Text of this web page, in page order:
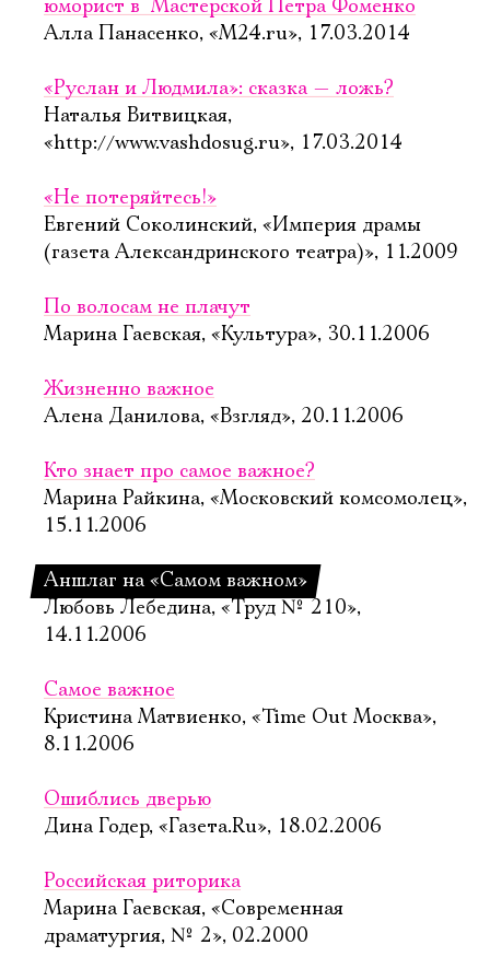
юморист в "Мастерской Петра Фоменко
Алла Панасенко, «М24.ru», 17.03.2014
«Руслан и Людмила»: сказка — ложь?
Наталья Витвицкая,
«http://www.vashdosug.ru», 17.03.2014
«Не потеряйтесь!»
Евгений Соколинский, «Империя драмы
(газета Александринского театра)», 11.2009
По волосам не плачут
Марина Гаевская, «Культура», 30.11.2006
Жизненно важное
Алена Данилова, «Взгляд», 20.11.2006
Кто знает про самое важное?
Марина Райкина, «Московский комсомолец»,
15.11.2006
Аншлаг на «Самом важном»
Любовь Лебедина, «Труд № 210»,
14.11.2006
Самое важное
Кристина Матвиенко, «Time Out Москва»,
8.11.2006
Ошиблись дверью
Дина Годер, «Газета.Ru», 18.02.2006
Российская риторика
Марина Гаевская, «Современная
драматургия, № 2», 02.2000